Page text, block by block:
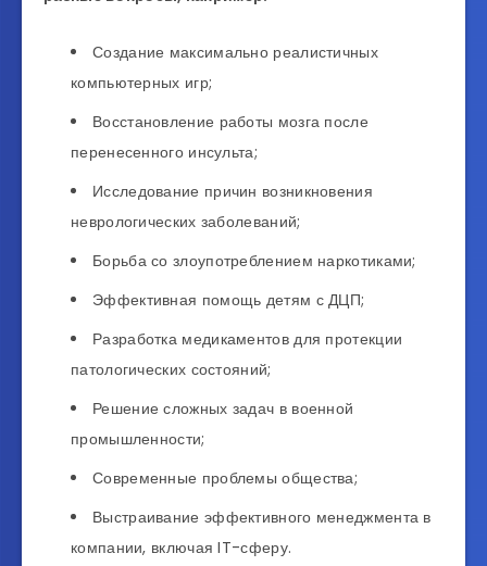
Создание максимально реалистичных
компьютерных игр;
Восстановление работы мозга после
перенесенного инсульта;
Исследование причин возникновения
неврологических заболеваний;
Борьба со злоупотреблением наркотиками;
Эффективная помощь детям с ДЦП;
Разработка медикаментов для протекции
патологических состояний;
Решение сложных задач в военной
промышленности;
Современные проблемы общества;
Выстраивание эффективного менеджмента в
компании, включая IT-сферу.